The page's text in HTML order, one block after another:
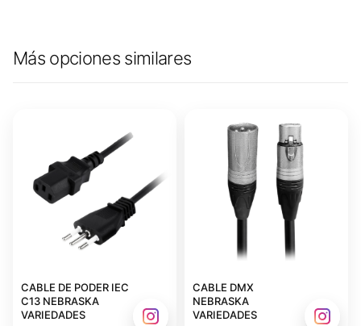
Más opciones similares
CABLE DE PODER IEC
C13 NEBRASKA
VARIEDADES
CABLE DMX
NEBRASKA
VARIEDADES